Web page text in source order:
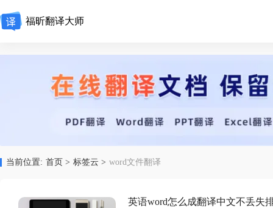
福昕翻译大师
当前位置: 首页 > 标签云 > word文件翻译
英语word怎么成翻译中文不丢失